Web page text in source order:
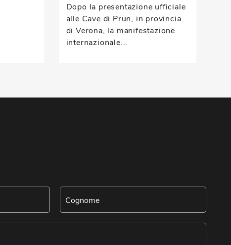
Dopo la presentazione ufficiale
alle Cave di Prun, in provincia
di Verona, la manifestazione
internazionale...